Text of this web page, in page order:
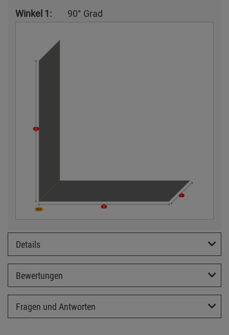
Winkel 1:
90° Grad
Details
Bewertungen
Fragen und Antworten